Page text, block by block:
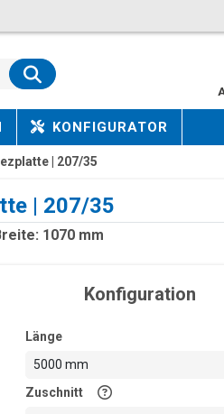
KONFIGURATOR
| 207/35
| 207/35
1070 mm
Konfiguration
Länge
5000 mm
Zuschnitt